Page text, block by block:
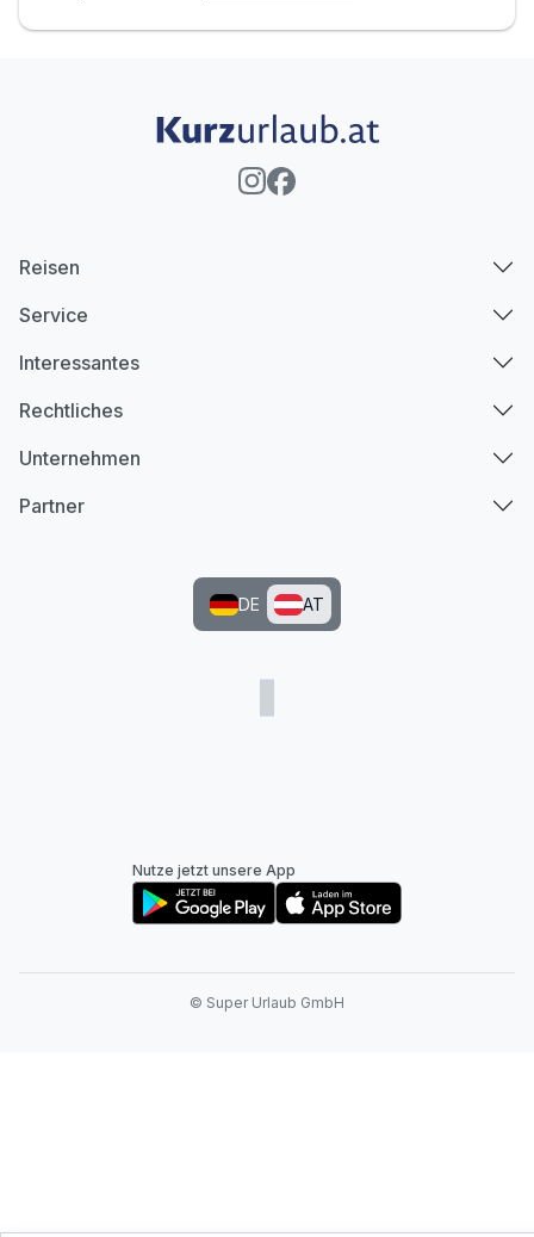
Reisen
Service
Interessantes
Rechtliches
Unternehmen
Partner
DE AT
Nutze jetzt unsere App
© Super Urlaub GmbH